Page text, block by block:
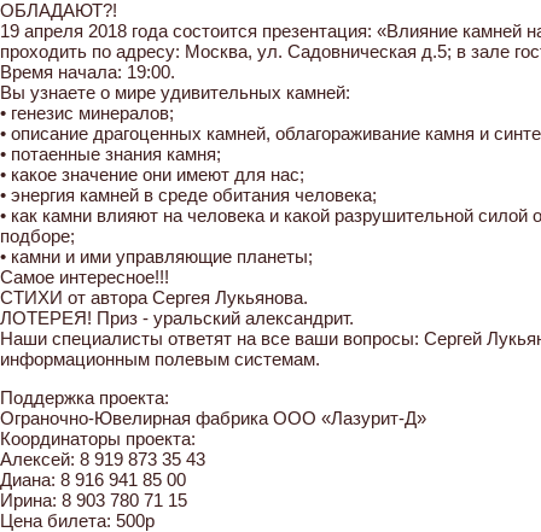
ОБЛАДАЮТ?!
19 апреля 2018 года состоится презентация: «Влияние камней
проходить по адресу: Москва, ул. Садовническая д.5; в зале
Время начала: 19:00.
Вы узнаете о мире удивительных камней:
• генезис минералов;
• описание драгоценных камней, облагораживание камня и
• потаенные знания камня;
• какое значение они имеют для нас;
• энергия камней в среде обитания человека;
• как камни влияют на человека и какой разрушительной
подборе;
• камни и ими управляющие планеты;
Самое интересное!!!
СТИХИ от автора Сергея Лукьянова.
ЛОТЕРЕЯ! Приз - уральский александрит.
Наши специалисты ответят на все ваши вопросы: Сергей
информационным полевым системам.
Поддержка проекта:
Ограночно-Ювелирная фабрика ООО «Лазурит-Д»
Координаторы проекта:
Алексей: 8 919 873 35 43
Диана: 8 916 941 85 00
Ирина: 8 903 780 71 15
Цена билета: 500р